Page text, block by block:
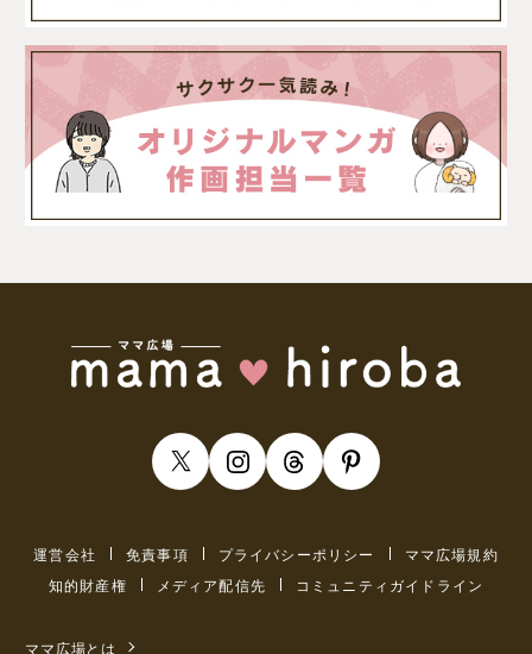
運営会社 免責事項 プライバシーポリシー
ママ広場規約
知的財産権
メディア配信先 コミュニティガイドライン
ママ広場とは